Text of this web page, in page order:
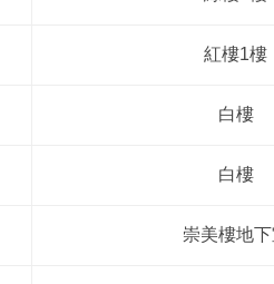
紅樓1樓
白樓
白樓
崇美樓地